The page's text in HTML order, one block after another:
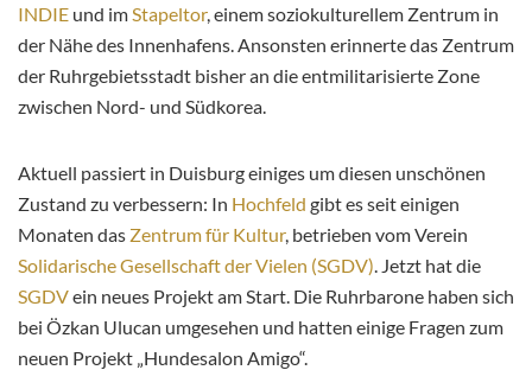
INDIE und imStapeltor, einem soziokulturellem Zentrum in
der Nähe des Innenhafens. Ansonsten erinnerte das Zentrum
der Ruhrgebietsstadt bisher an die entmilitarisierte Zone
zwischen Nord- und Südkorea.
Aktuell passiert in Duisburg einiges um diesen unschönen
Zustand zu verbessern: In Hochfeld gibt es seit einigen
Monaten das Zentrum für Kultur, betrieben vom Verein
Solidarische Gesellschaft der Vielen (SGDV). Jetzt hat die
SGDVein neues Projekt am Start. Die Ruhrbarone haben sich
bei Özkan Ulucan umgesehen und hatten einige Fragen zum
neuen Projekt „Hundesalon Amigo“.